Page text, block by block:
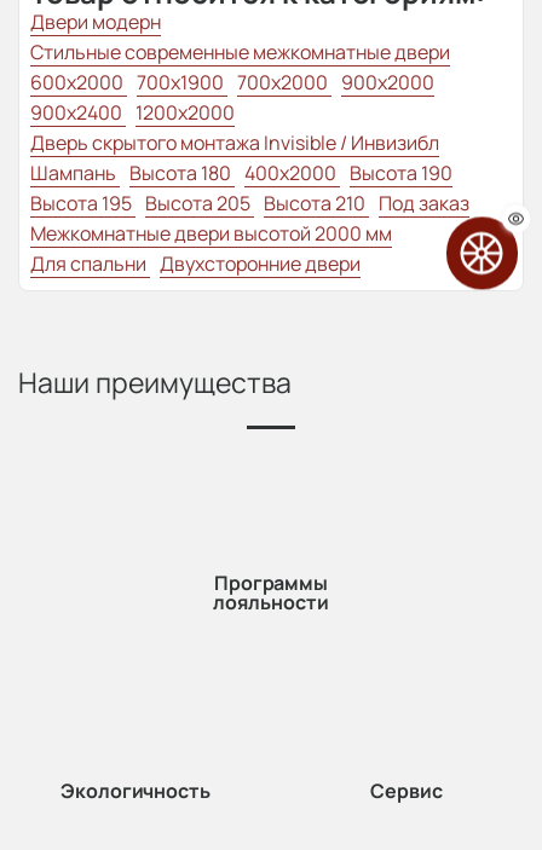
Двери модерн
Стильные современные межкомнатные двери
600x2000 700x1900 700x2000 900x2000
900x2400 1200x2000
Дверь скрытого монтажа Invisible / Инвизибл
Шампань Высота 180 400x2000 Высота 190
Высота 195 Высота 205 Высота 210 Под заказ
Межкомнатные двери высотой 2000 мм
Для спальни Двухсторонние двери
Наши преимущества
Программы
лояльности
Экологичность Сервис